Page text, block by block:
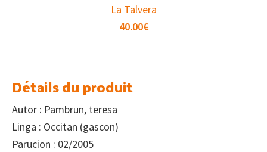
La Talvera
40.00€
Détails du produit
Autor : Pambrun, teresa
Linga : Occitan (gascon)
Parucion : 02/2005